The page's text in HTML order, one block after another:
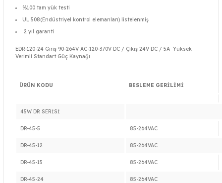
%100 tam yük testi
UL 508(Endüstriyel kontrol elemanları) listelenmiş
2 yıl garanti
EDR-120-24 Giriş 90-264V AC-120-370V DC / Çıkış 24V DC / 5A Yüksek
Verimli Standart Güç Kaynağı
ÜRÜN KODU BESLEME GERİLİMİ
45W DR SERİSİ
DR-45-5 85-264VAC
DR-45-12 85-264VAC
DR-45-15 85-264VAC
DR-45-24 85-264VAC